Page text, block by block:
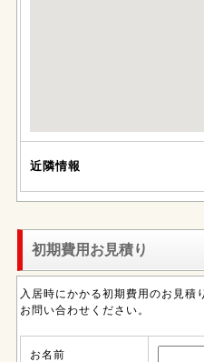
近隣情報
初期費用お見積り
入居時にかかる初期費用のお見積
お問い合わせください。
お名前